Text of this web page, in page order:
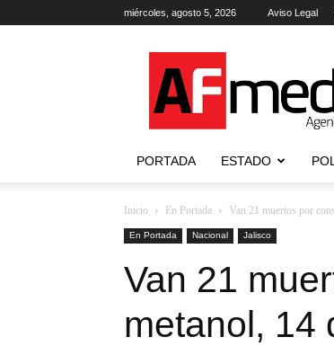
miércoles, agosto 5, 2026 Aviso Legal
Agencia
de
Noticias
PORTADA ESTADO
Inicio En Portada Van 21 muertos por
En Portada Nacional Jalisco
Van 21
metanol, 14